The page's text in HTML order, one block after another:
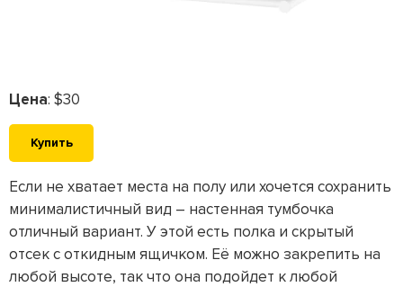
Цена: $30
Купить
Если не хватает места на полу или хочется сохранить
минималистичный вид – настенная тумбочка
отличный вариант. У этой есть полка и скрытый
отсек с откидным ящичком. Её можно закрепить на
любой высоте, так что она подойдет к любой